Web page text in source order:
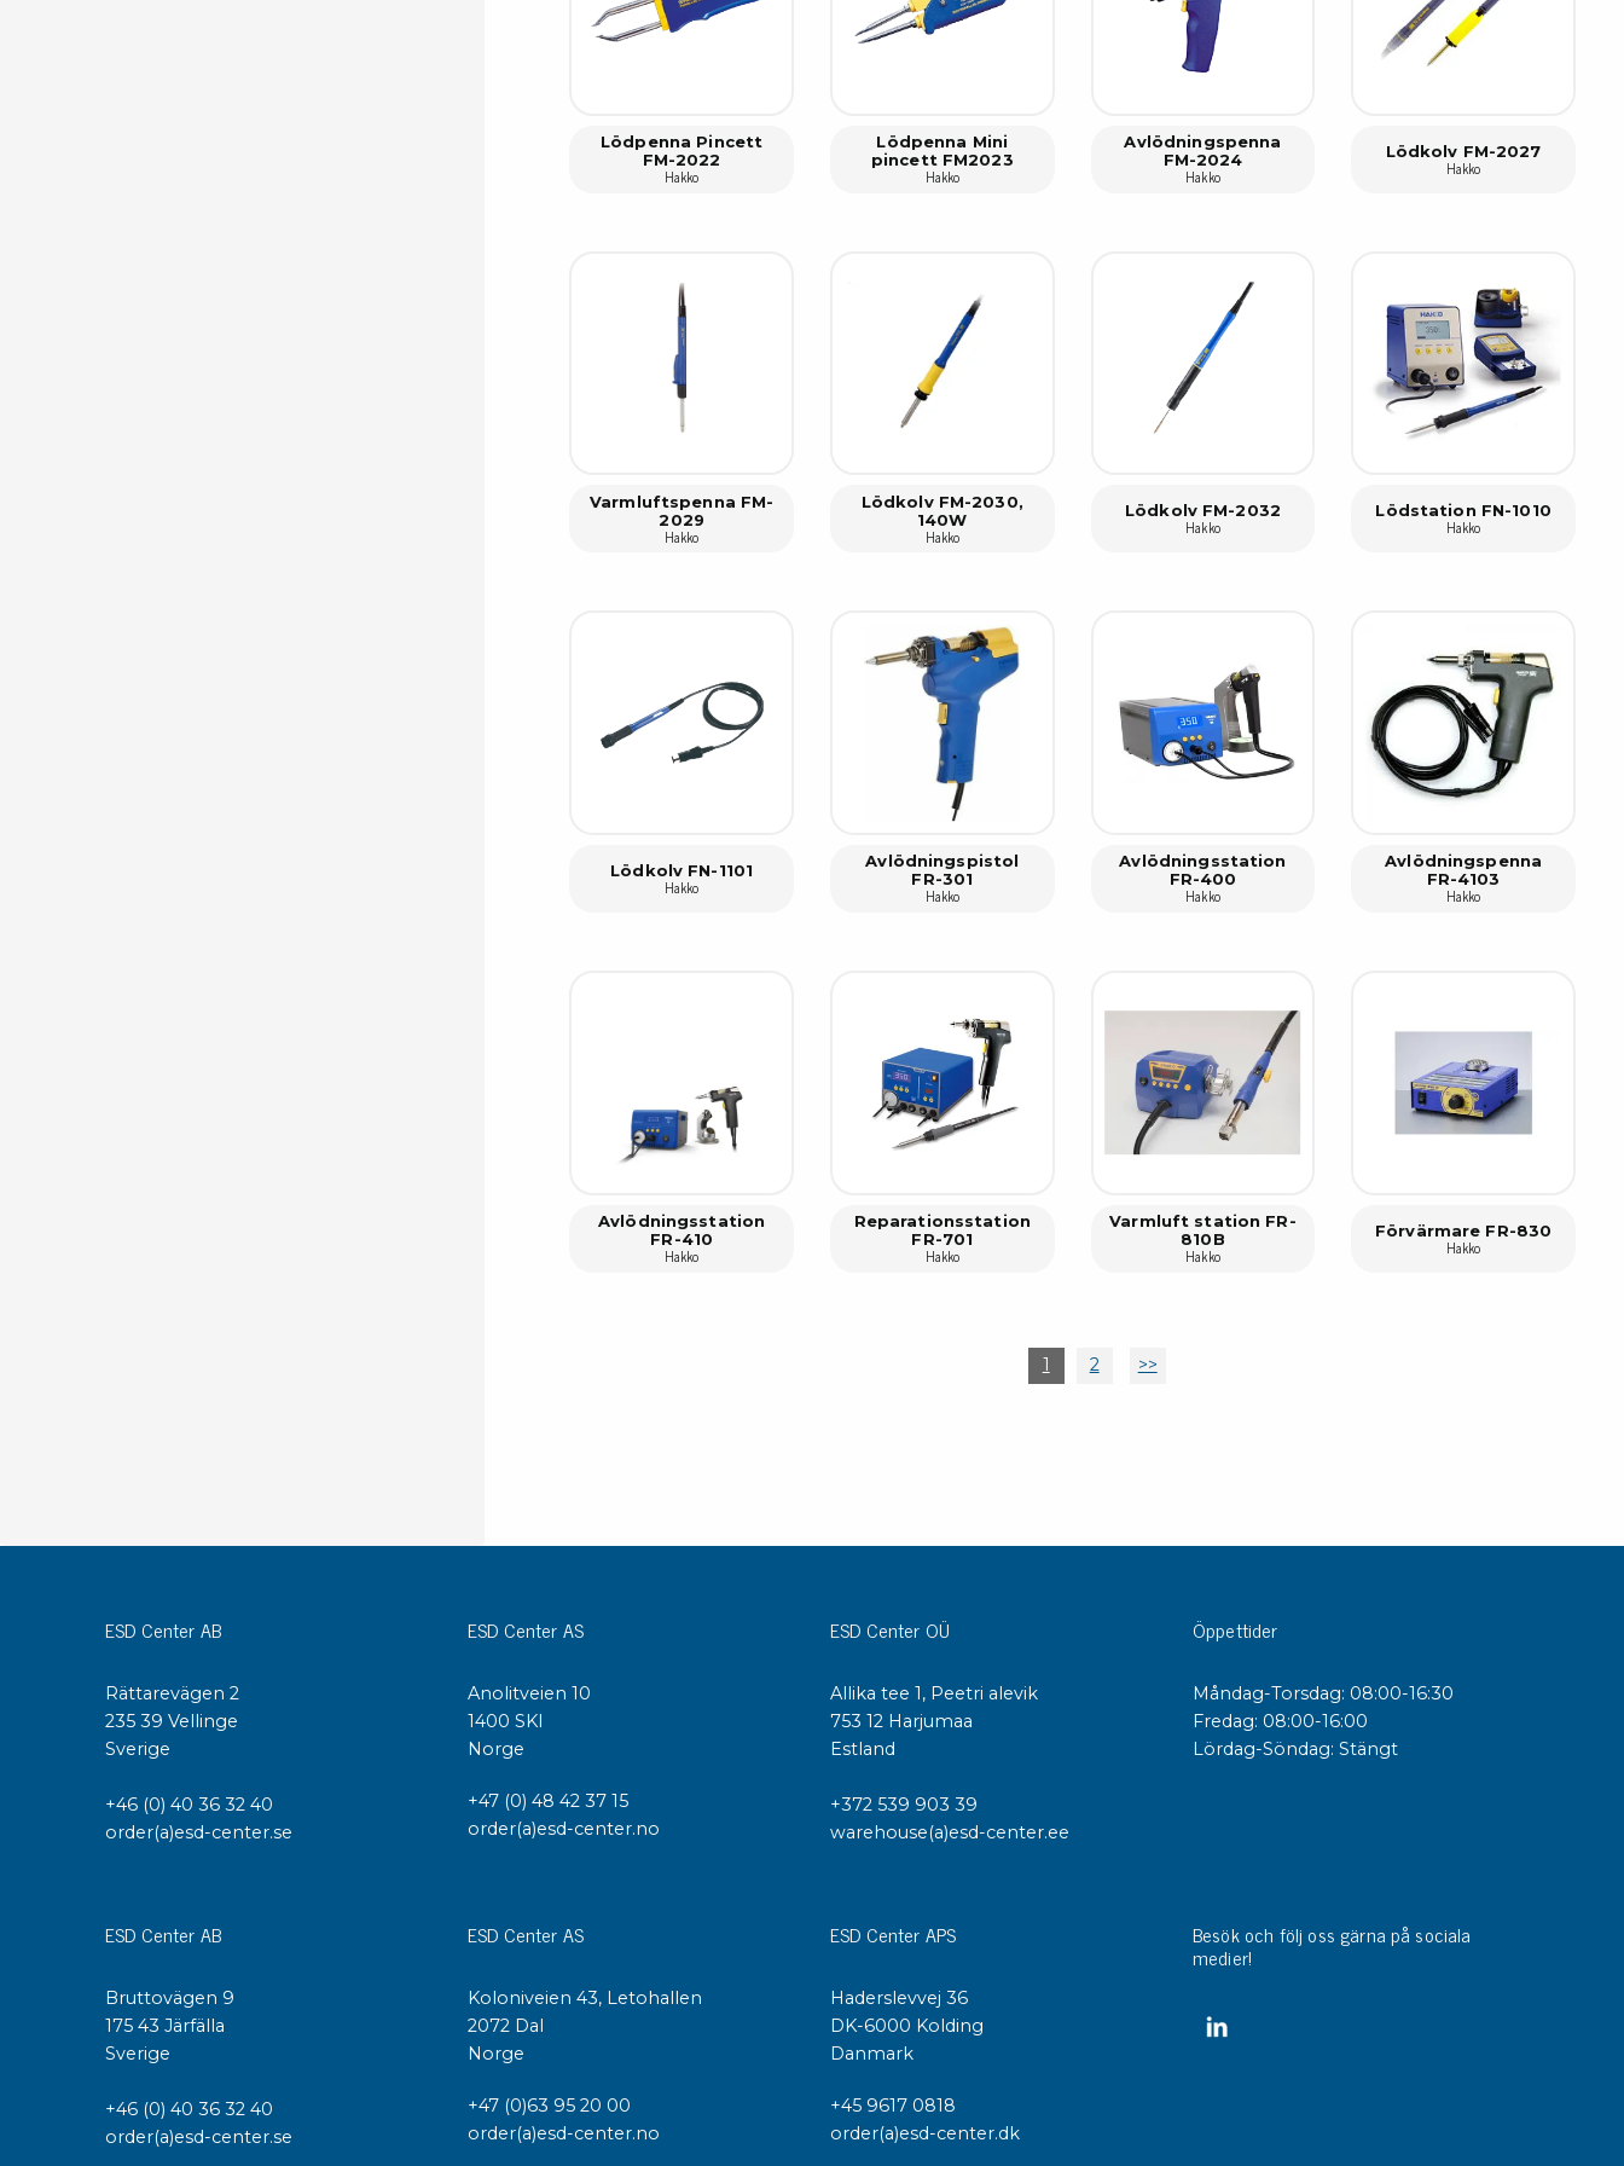
Lödpenna Pincett
FM-2022
Hakko
Lödpenna Mini
pincett FM2023
Hakko
Avlödningspenna
FM-2024
Hakko
Lödkolv FM-2027
Hakko
Varmluftspenna FM-
2029
Hakko
Lödkolv FM-2030,
140W
Hakko
Lödkolv FM-2032
Hakko
Lödstation FN-1010
Hakko
Lödkolv FN-1101
Hakko
Avlödningspistol
FR-301
Hakko
Avlödningsstation
FR-400
Hakko
Avlödningspenna
FR-4103
Hakko
Avlödningsstation
FR-410
Hakko
Reparationsstation
FR-701
Hakko
Varmluft station FR-
810B
Hakko
Förvärmare FR-830
Hakko
1 2 >>
ESD Center AB
Rättarevägen 2
235 39 Vellinge
Sverige
+46 (0) 40 36 32 40
order(a)esd-center.se
ESD Center AS
Anolitveien 10
1400 SKI
Norge
+47 (0) 48 42 37 15
order(a)esd-center.no
ESD Center OÜ
Allika tee 1, Peetri alevik
753 12 Harjumaa
Estland
+372 539 903 39
warehouse(a)esd-center.ee
Öppettider
Måndag-Torsdag: 08:00-16:30
Fredag: 08:00-16:00
Lördag-Söndag: Stängt
ESD Center AB
Bruttovägen 9
175 43 Järfälla
Sverige
+46 (0) 40 36 32 40
order(a)esd-center.se
ESD Center AS
Koloniveien 43, Letohallen
2072 Dal
Norge
+47 (0)63 95 20 00
order(a)esd-center.no
ESD Center APS
Haderslevvej 36
DK-6000 Kolding
Danmark
+45 9617 0818
order(a)esd-center.dk
Besök och följ oss gärna på sociala
medier!